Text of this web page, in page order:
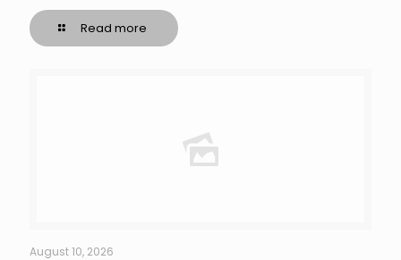
Read more
August 10, 2026